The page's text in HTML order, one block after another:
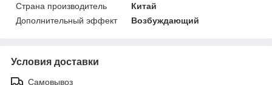
Страна производитель
Китай
Дополнительный эффект
Возбуждающий
Условия доставки
Самовывоз